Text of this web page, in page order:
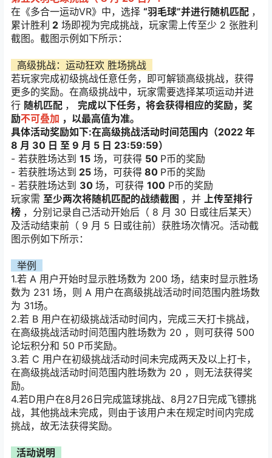
在《多合一运动VR》中，选择 “羽毛球”并进行随机匹配 ，
累计胜利 2 场即视为完成挑战，玩家需上传至少 2 张胜利
截图。截图示例如下所示：
高级挑战：运动狂欢 胜场挑战
若玩家完成初级挑战任意任务，即可解锁高级挑战，获得
更多的奖励。在高级挑战中，玩家需要选择某项运动并进
行 随机匹配 ， 完成以下任务，将会获得相应的奖励，奖
励不可叠加 ，以最高值为准。
具体活动奖励如下:在高级挑战活动时间范围内（2022 年
8 月 30 日 至 9 月 5 日 23:59:59）
- 若获胜场达到 15 场，可获得 50 P币的奖励
- 若获胜场达到 25 场，可获得 80 P币的奖励
- 若获胜场达到 30 场，可获得 100 P币的奖励
玩家需 至少两次将随机匹配的战绩截图 ，并 上传至排行
榜 ，分别记录自己活动开始后（ 8 月 30 日或往后某天）
及活动结束前（ 9 月 5 日或往前）获胜场次情况。活动截
图示例如下所示：
举例
1.若 A 用户开始时显示胜场数为 200 场，结束时显示胜场
数为 231 场，则 A 用户在高级挑战活动时间范围内胜场数
为 31场。
2.若 B 用户在初级挑战活动时间内，完成三天打卡挑战，
在高级挑战活动时间范围内胜场数为 20 ，则可获得 500
论坛积分和 50 P币奖励。
3.若 C 用户在初级挑战活动时间未完成两天及以上打卡，
在高级挑战活动时间范围内胜场数为 20 ，则无法获得奖
励。
4.若D用户在8月26日完成篮球挑战、8月27日完成飞镖挑
战，其他挑战未完成，则由于该用户未在规定时间内完成
挑战，故无法获得奖励。
活动说明